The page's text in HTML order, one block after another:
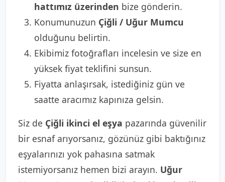
hattımız üzerinden bize gönderin.
Konumunuzun Çiğli / Uğur Mumcu
olduğunu belirtin.
Ekibimiz fotoğrafları incelesin ve size en
yüksek fiyat teklifini sunsun.
Fiyatta anlaşırsak, istediğiniz gün ve
saatte aracımız kapınıza gelsin.
Siz de Çiğli ikinci el eşya pazarında güvenilir
bir esnaf arıyorsanız, gözünüz gibi baktığınız
eşyalarınızı yok pahasına satmak
istemiyorsanız hemen bizi arayın. Uğur